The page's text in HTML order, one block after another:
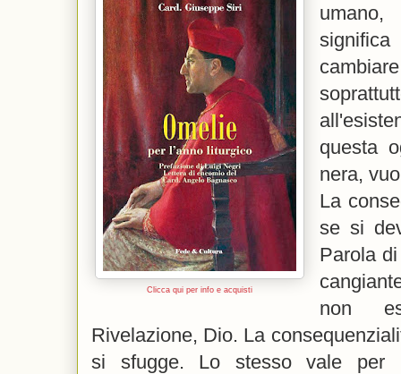
Clicca qui per info e acquisti
umano,
questa
nera,
La
se si
Parola
non
Rivelazione, Dio. La
si sfugge. Lo stesso vale per